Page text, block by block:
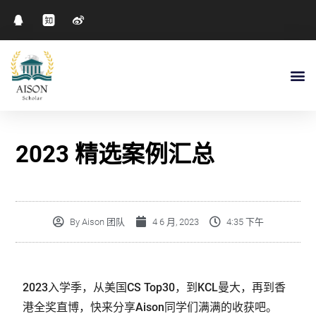
2023 精选案例汇总
ByAison 团队 4 6 月, 2023 4:35 下午
2023入学季，从美国CS Top30，到KCL曼大，再到香
港全奖直博，快来分享Aison同学们满满的收获吧。